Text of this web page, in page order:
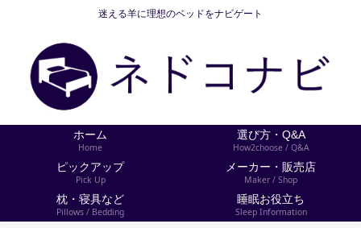
迷える羊に理想のベッドをナビゲート
ホーム
Home
選び方・Q&A
How2choose / Q&A
ピックアップ
Pick Up
メーカー・販売店
Maker / Shop
枕・寝具など
Pillows / Bedding
睡眠お役立ち
Sleep Information